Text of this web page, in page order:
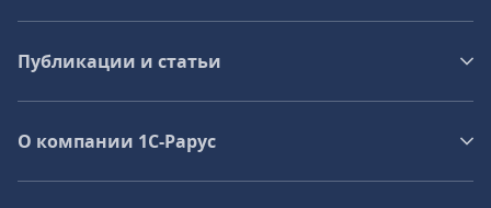
Публикации и статьи
О компании 1C-Рарус